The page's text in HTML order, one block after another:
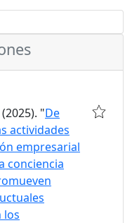
"De
actividades
empresarial
conciencia
los